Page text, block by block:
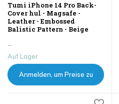
Tumi iPhone 14 Pro Back-
Cover hul - Magsafe -
Leather - Embossed
Balistic Pattern - Beige
...
Auf Lager
Anmelden, um Preise zu